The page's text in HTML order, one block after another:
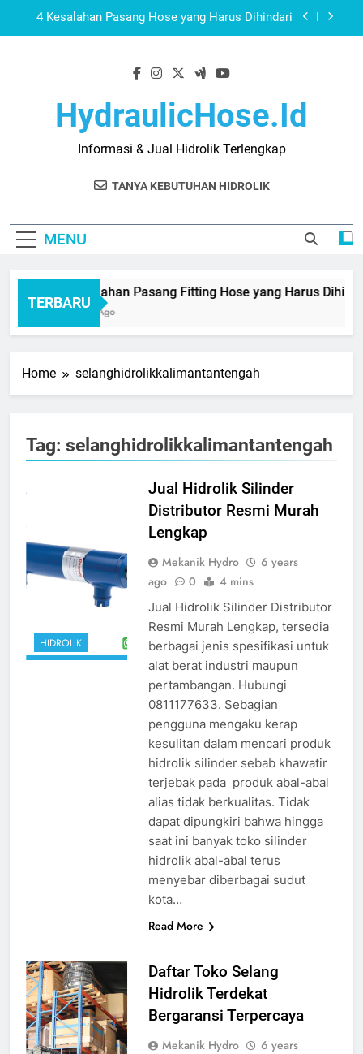
4 Kesalahan Pasang Hose yang Harus Dihindari
Distributor Hengst Resmi Indonesia, Cek
4 Kesalahan Pasang Fitting Hose yang Harus
4 Kesalahan Pasang Hose yang Harus Dihindari
Jual Digital Pressure Gauge Lengkap Disini
Distributor Hengst Resmi Indonesia, Cek
HydraulicHose.id
Informasi & Jual Hidrolik Terlengkap
TANYA KEBUTUHAN HIDROLIK
MENU
TERBARU
4 Kesalahan Pasang Fitting Hose yang Harus Dihindari
2 Weeks Ago
Home selanghidrolikkalimantantengah
Tag: selanghidrolikkalimantantengah
HIDROLIK
Jual Hidrolik Silinder
Distributor Resmi Murah
Lengkap
Mekanik Hydro
6 years
ago
0 4 mins
Jual Hidrolik Silinder Distributor
Resmi Murah Lengkap, tersedia
berbagai jenis spesifikasi untuk
alat berat industri maupun
pertambangan. Hubungi
0811177633. Sebagian
pengguna mengaku kerap
kesulitan dalam mencari produk
hidrolik silinder sebab khawatir
terjebak pada produk abal-abal
alias tidak berkualitas. Tidak
dapat dipungkiri bahwa hingga
saat ini banyak toko silinder
hidrolik abal-abal terus
menyebar diberbagai sudut
kota…
Read More
toko selang
hidrolik terdekat
source
hydraulichose.id
Daftar Toko Selang
Hidrolik Terdekat
Bergaransi Terpercaya
Mekanik Hydro
6 years